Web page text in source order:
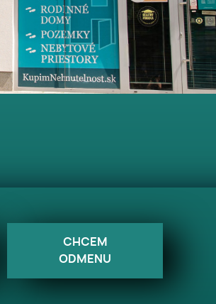
CHCEM
ODMENU